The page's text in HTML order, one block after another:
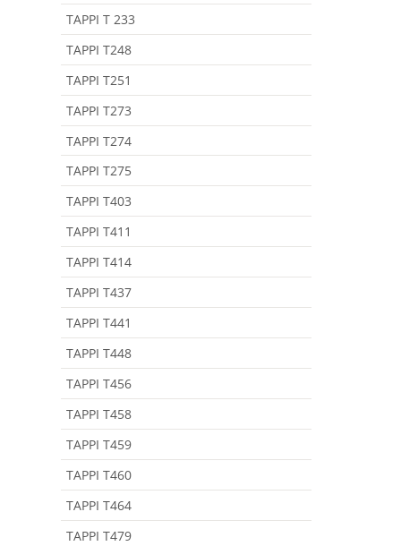
TAPPI T 233
TAPPI T248
TAPPI T251
TAPPI T273
TAPPI T274
TAPPI T275
TAPPI T403
TAPPI T411
TAPPI T414
TAPPI T437
TAPPI T441
TAPPI T448
TAPPI T456
TAPPI T458
TAPPI T459
TAPPI T460
TAPPI T464
TAPPI T479